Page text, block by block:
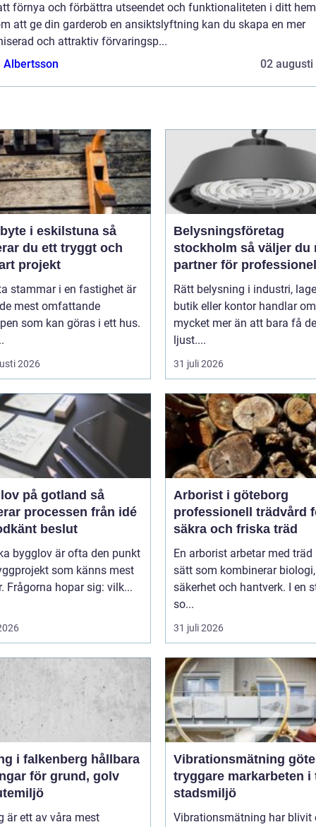
förnya och förbättra utseendet och funktionaliteten i ditt
att ge din garderob en ansiktslyftning kan du skapa en mer
och attraktiv förvaringsp...
Albertsson
02 augusti
i eskilstuna så
du ett tryggt och
projekt
stammar i en fastighet är
mest omfattande
som kan göras i ett hus.
2026
Belysningsföretag
stockholm så väljer du rätt
partner för
ljussättning
Rätt belysning i industri,
butik eller kontor handlar om
mycket mer än att bara få
ljust....
31 juli 2026
på gotland så
processen från idé
beslut
bygglov är ofta den punkt
som känns mest
Frågorna hopar sig: vilk...
Arborist i göteborg
professionell trädvård
säkra och friska träd
En arborist arbetar med träd
sätt som kombinerar biologi,
säkerhet och hantverk. I en
so...
31 juli 2026
falkenberg hållbara
för grund, golv
är ett av våra mest
Vibrationsmätning
tryggare markarbeten i
stadsmiljö
Vibrationsmätning har blivit